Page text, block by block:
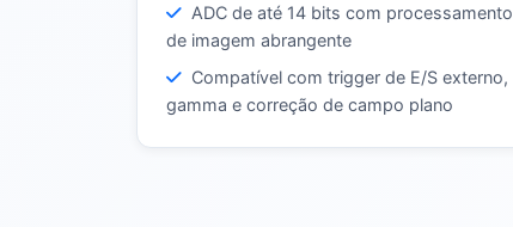
ADC de até 14 bits com processamento
de imagem abrangente
Compatível com trigger de E/S externo,
gamma e correção de campo plano